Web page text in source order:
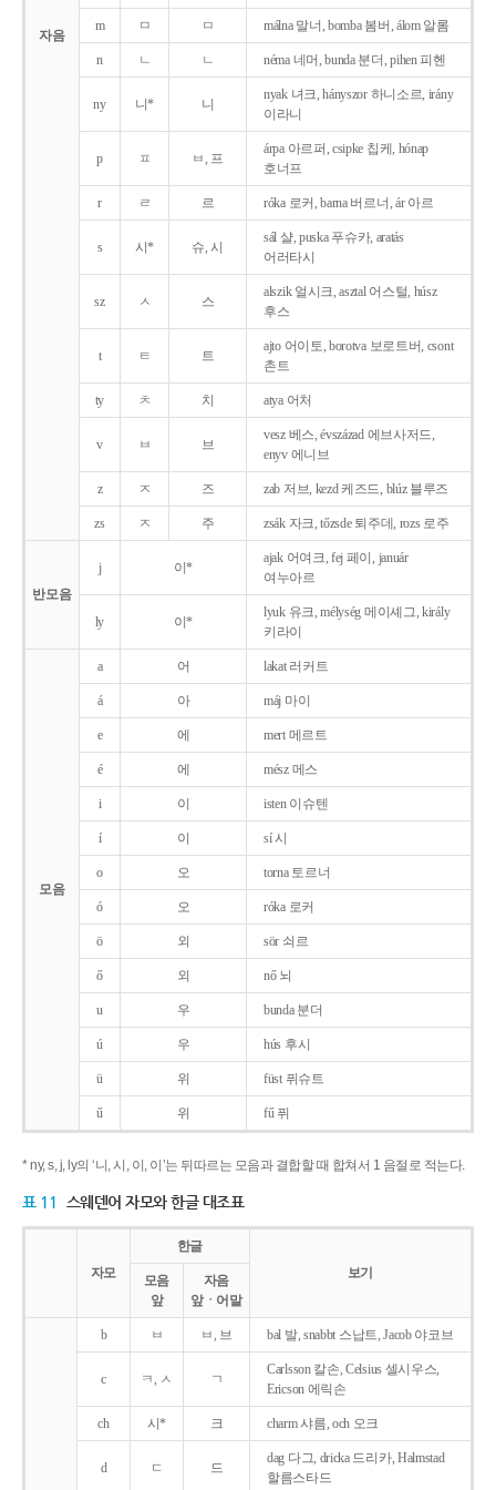
자음
m ㅁ ㅁ málna 말너, bomba 봄버, álom 알롬
n ㄴ ㄴ néma 네머, bunda 분더, pihen 피헨
ny 니* 니
nyak 녀크, hányszor 하니소르, irány
이라니
p ㅍ ㅂ, 프
árpa 아르퍼, csipke 칩케, hónap
호너프
r ㄹ 르 róka 로커, barna 버르너, ár 아르
s 시* 슈, 시
sál 샬, puska 푸슈카, aratás
어러타시
sz ㅅ 스
alszik 얼시크, asztal 어스털, húsz
후스
t ㅌ 트
ajto 어이토, borotva 보로트버, csont
촌트
ty ㅊ 치 atya 어처
v ㅂ 브
vesz 베스, évszázad 에브사저드,
enyv 에니브
z ㅈ 즈 zab 저브, kezd 케즈드, blúz 블루즈
zs ㅈ 주 zsák 자크, tőzsde 퇴주데, rozs 로주
반모음
j 이*
ajak 어여크, fej 페이, január
여누아르
ly 이*
lyuk 유크, mélység 메이셰그, király
키라이
모음
a 어 lakat 러커트
á 아 máj 마이
e 에 mert 메르트
é 에 mész 메스
i 이 isten 이슈텐
í 이 sí 시
o 오 torna 토르너
ó 오 róka 로커
ö 외 sör 쇠르
ő 외 nő 뇌
u 우 bunda 분더
ú 우 hús 후시
ü 위 füst 퓌슈트
ű 위 fű 퓌
* ny, s, j, ly의 ‘니, 시, 이, 이’는 뒤따르는 모음과 결합할 때 합쳐서 1 음절로 적는다.
표 11 스웨덴어 자모와 한글 대조표
자모
한글
보기
모음
앞
자음
앞ㆍ어말
b ㅂ ㅂ, 브 bal 발, snabbt 스납트, Jacob 야코브
c ㅋ, ㅅ ㄱ
Carlsson 칼손, Celsius 셀시우스,
Ericson 에릭손
ch 시* 크 charm 샤름, och 오크
d ㄷ 드
dag 다그, dricka 드리카, Halmstad
할름스타드